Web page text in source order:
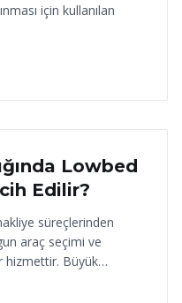
için kullanılan
Lowbed
Edilir?
süreçlerinden
araç seçimi ve
hizmettir. Büyük…